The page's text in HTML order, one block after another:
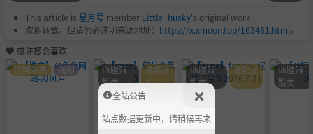
This article is 星月号 member Little_husky's original work.
欢迎转载，但请务必注明来源地址： https://x.xmoon.top/163481.html。
或许您会喜欢
近期发布 通知
血腥残
酷类
近期发
布
血腥残
酷类
近期发
布
血腥残
酷类
全站公告
站点数据更新中，请稍候再来